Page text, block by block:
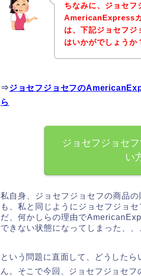
ちなみに、ジョセフ
AmericanExpress
は、下記ジョセフジ
はいかがでしょうか
⇒ジョセフジョセフの
ら
ジョセフジョセ
い
私自身、ジョセフジョセフの商品
も、私と同じようにジョセフジョ
だ、何かしらの理由で
できない状態になってしまった、、
という問題に直面して、どうした
ん。そこで今回、ジョセフジョセ